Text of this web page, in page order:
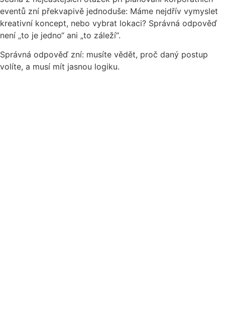
eventů zní překvapivě jednoduše: Máme nejdřív vymyslet
kreativní koncept, nebo vybrat lokaci? Správná odpověď
není „to je jedno“ ani „to záleží“.
Správná odpověď zní: musíte vědět, proč daný postup
volíte, a musí mít jasnou logiku.